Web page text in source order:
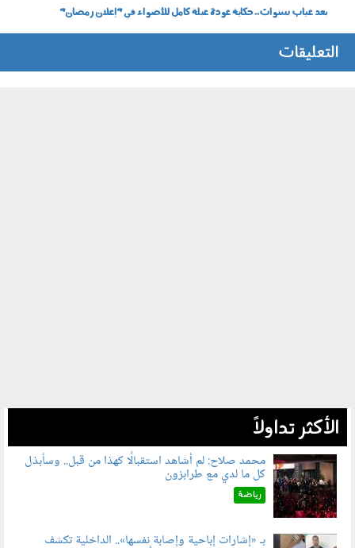
بعد غياب سنوات.. حكاية عودة عبلة كامل للأضواء في "إعلان رمضان"
التعليقات
الأكثر تداولاً
060802.jpg
محمد صلاح: لم أشاهد استقبالًا كهذا من قبل.. وسأبذل
كل ما لدي مع طرابزون
رياضة
بـ «إشارات إباحية وإصابة نفسها».. الداخلية تكشف